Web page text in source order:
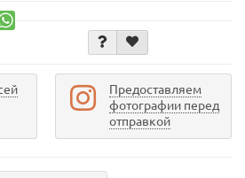
Предоставляем
фотографии перед
отправкой